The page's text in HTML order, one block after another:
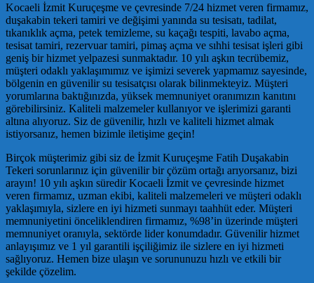
Kocaeli İzmit Kuruçeşme ve çevresinde 7/24 hizmet veren firmamız,
duşakabin tekeri tamiri ve değişimi yanında su tesisatı, tadilat,
tıkanıklık açma, petek temizleme, su kaçağı tespiti, lavabo açma,
tesisat tamiri, rezervuar tamiri, pimaş açma ve sıhhi tesisat işleri gibi
geniş bir hizmet yelpazesi sunmaktadır. 10 yılı aşkın tecrübemiz,
müşteri odaklı yaklaşımımız ve işimizi severek yapmamız sayesinde,
bölgenin en güvenilir su tesisatçısı olarak bilinmekteyiz. Müşteri
yorumlarına baktığınızda, yüksek memnuniyet oranımızın kanıtını
görebilirsiniz. Kaliteli malzemeler kullanıyor ve işlerimizi garanti
altına alıyoruz. Siz de güvenilir, hızlı ve kaliteli hizmet almak
istiyorsanız, hemen bizimle iletişime geçin!
Birçok müşterimiz gibi siz de İzmit Kuruçeşme Fatih Duşakabin
Tekeri sorunlarınız için güvenilir bir çözüm ortağı arıyorsanız, bizi
arayın! 10 yılı aşkın süredir Kocaeli İzmit ve çevresinde hizmet
veren firmamız, uzman ekibi, kaliteli malzemeleri ve müşteri odaklı
yaklaşımıyla, sizlere en iyi hizmeti sunmayı taahhüt eder. Müşteri
memnuniyetini önceliklendiren firmamız, %98’in üzerinde müşteri
memnuniyet oranıyla, sektörde lider konumdadır. Güvenilir hizmet
anlayışımız ve 1 yıl garantili işçiliğimiz ile sizlere en iyi hizmeti
sağlıyoruz. Hemen bize ulaşın ve sorununuzu hızlı ve etkili bir
şekilde çözelim.